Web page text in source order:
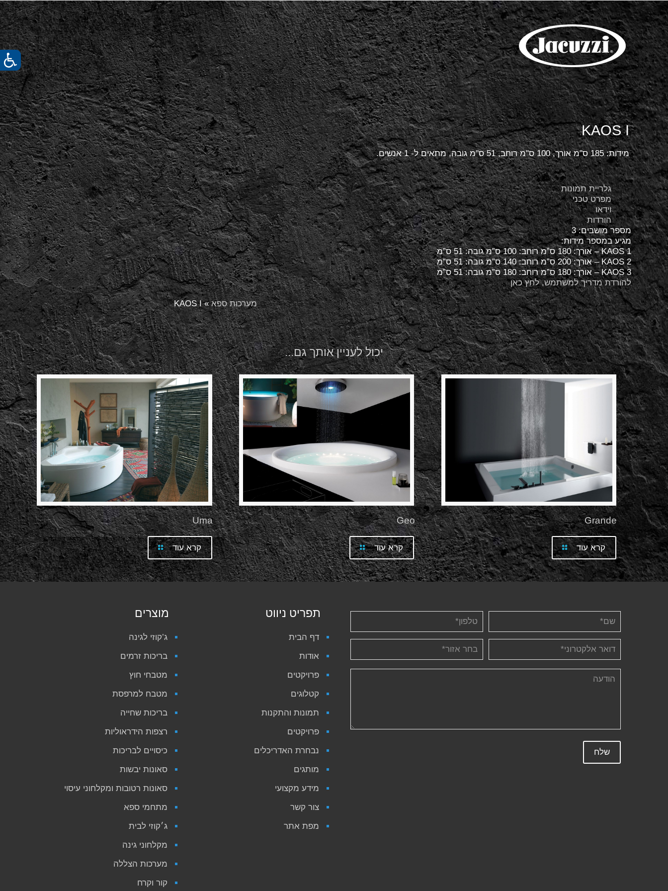
מערכות ספא»
KAOS I
KAOS I
מידות: 185 ס"מ אורך, 100 ס"מ רוחב, 51 ס"מ גובה, מתאים ל- 1 אנשים.
גלריית תמונות
מפרט טכני
וידאו
הורדות
מספר מושבים: 3
מגיע במספר מידות:
KAOS 1 – אורך: 180 ס”מ רוחב: 100 ס”מ גובה: 51 ס”מ
KAOS 2 – אורך: 200 ס”מ רוחב: 140 ס”מ גובה: 51 ס”מ
KAOS 3 – אורך: 180 ס”מ רוחב: 180 ס”מ גובה: 51 ס”מ
להורדת מדריך למשתמש, לחץ כאן
יכול לעניין אותך גם...
Grande
קרא עוד
Geo
קרא עוד
Uma
קרא עוד
תפריט ניווט
דף הבית
אודות
פרויקטים
קטלוגים
תמונות והתקנות
פרויקטים
נבחרת האדריכלים
מותגים
מידע מקצועי
צור קשר
מפת אתר
מוצרים
ג’קוזי לגינה
בריכות זרמים
מטבחי חוץ
מטבח למרפסת
בריכות שחייה
רצפות הידראוליות
כיסויים לבריכות
סאונות יבשות
סאונות רטובות ומקלחוני עיסוי
מתחמי ספא
ג׳קוזי לבית
מקלחוני גינה
מערכות הצללה
קור וקרח